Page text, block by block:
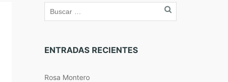
ENTRADAS RECIENTES
Rosa Montero